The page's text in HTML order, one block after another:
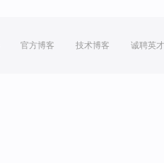
官方博客 技术博客 诚聘英才